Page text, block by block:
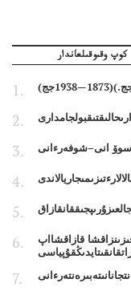
كوپ وقىوقىلعاندار
انى–شوفەرءانى
قازاقشااپ